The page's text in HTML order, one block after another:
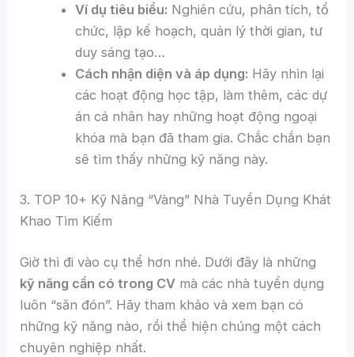
Ví dụ tiêu biểu: Nghiên cứu, phân tích, tổ
chức, lập kế hoạch, quản lý thời gian, tư
duy sáng tạo…
Cách nhận diện và áp dụng: Hãy nhìn lại
các hoạt động học tập, làm thêm, các dự
án cá nhân hay những hoạt động ngoại
khóa mà bạn đã tham gia. Chắc chắn bạn
sẽ tìm thấy những kỹ năng này.
3. TOP 10+ Kỹ Năng “Vàng” Nhà Tuyển Dụng Khát
Khao Tìm Kiếm
Giờ thì đi vào cụ thể hơn nhé. Dưới đây là những
kỹ năng cần có trong CV mà các nhà tuyển dụng
luôn “săn đón”. Hãy tham khảo và xem bạn có
những kỹ năng nào, rồi thể hiện chúng một cách
chuyên nghiệp nhất.